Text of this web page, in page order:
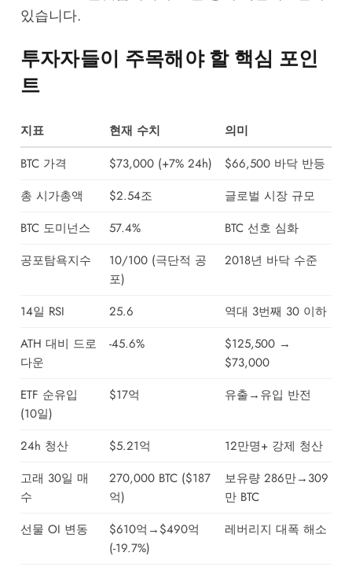
있습니다.
투자자들이 주목해야 할 핵심 포인
트
지표 현재 수치
의미
BTC 가격
$73,000 (+7% 24h)
$66,500 바닥 반등
총 시가총액
$2.54조
글로벌 시장 규모
BTC 도미넌스
57.4%
BTC 선호 심화
공포탐욕지수
10/100 (극단적 공
포)
2018년 바닥 수준
14일 RSI 25.6
역대 3번째 30 이하
ATH 대비 드로
다운
-45.6%
$125,500 →
$73,000
ETF 순유입
(10일)
$17억 유출→유입 반전
24h 청산 $5.21억
12만명+ 강제 청산
고래 30일 매
수
270,000 BTC ($187
억)
보유량 286만→309
만 BTC
선물 OI 변동
$610억→$490억
(-19.7%)
레버리지 대폭 해소